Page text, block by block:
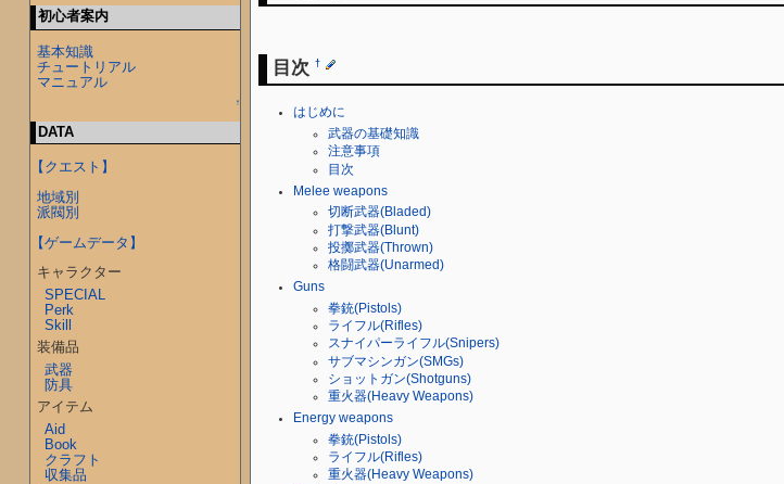
目次 †
はじめに
武器の基礎知識
注意事項
目次
Melee weapons
切断武器(Bladed)
打撃武器(Blunt)
投擲武器(Thrown)
格闘武器(Unarmed)
Guns
拳銃(Pistols)
ライフル(Rifles)
スナイパーライフル(Snipers)
サブマシンガン(SMGs)
ショットガン(Shotguns)
重火器(Heavy Weapons)
Energy weapons
拳銃(Pistols)
ライフル(Rifles)
重火器(Heavy Weapons)
初心者案内
基本知識
チュートリアル
マニュアル
↑
DATA
【クエスト】
地域別
派閥別
【ゲームデータ】
キャラクター
SPECIAL
Perk
Skill
装備品
武器
防具
アイテム
Aid
Book
クラフト
収集品